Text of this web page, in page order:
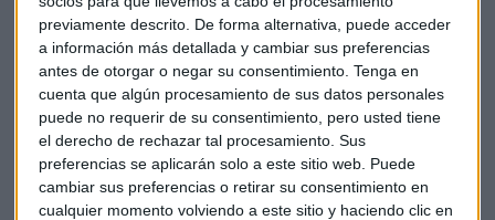
previamente descrito. De forma alternativa, puede acceder
a información más detallada y cambiar sus preferencias
antes de otorgar o negar su consentimiento. Tenga en
cuenta que algún procesamiento de sus datos personales
puede no requerir de su consentimiento, pero usted tiene
el derecho de rechazar tal procesamiento. Sus
preferencias se aplicarán solo a este sitio web. Puede
cambiar sus preferencias o retirar su consentimiento en
cualquier momento volviendo a este sitio y haciendo clic en